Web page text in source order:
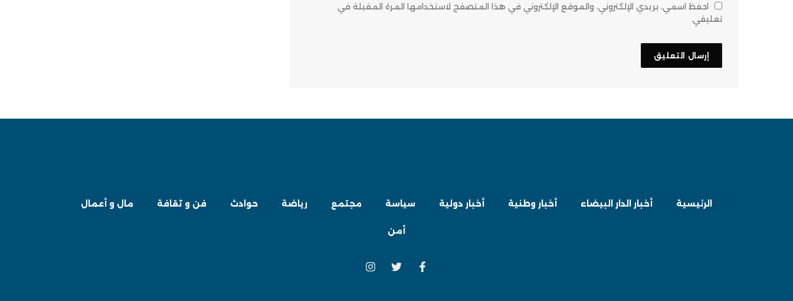
احفظ اسمي، بريدي الإلكتروني، والموقع الإلكتروني في هذا المتصفح لاستخدامها المرة المقبلة في
تعليقي.
الرئيسية أخبار الدار البيضاء أخبار وطنية أخبار دولية سياسة مجتمع رياضة حوادث فن و ثقافة مال و أعمال
أمن